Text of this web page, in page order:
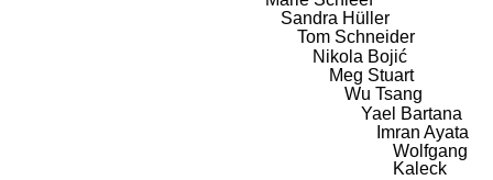
Sandra Hüller
Tom Schneider
Nikola Bojić
Meg Stuart
Wu Tsang
Yael Bartana
Imran Ayata
Wolfgang
Kaleck